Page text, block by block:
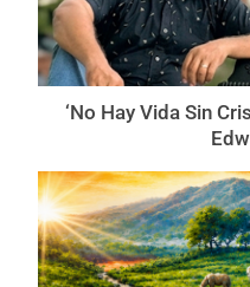
‘No Hay Vida Sin